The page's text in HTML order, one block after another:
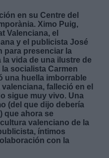
en su Centre del
Ximo Puig,
Valenciana, el
y el publicista José
para presenciar la
vida de una ilustre de
socialista Carmen
una huella imborrable
falleció en el
sigue muy vivo. Una
(del que dijo debería
que ahora se
valenciano de la
íntimos
con la